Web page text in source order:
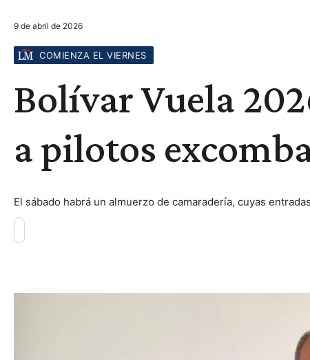
VIRALES ACCIDENTES
9 de abril de 2026
COMIENZA EL VIERNES
Bolívar Vuela
a pilotos
El sábado habrá un almuerzo de camaradería, cuyas